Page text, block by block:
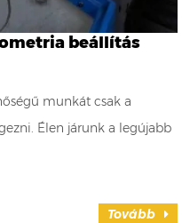
beállítás
munkát csak a
Élen járunk a legújabb
Tovább